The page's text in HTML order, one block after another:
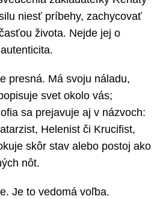
niesť príbehy, zachycovať
života. Nejde jej o
presná. Má svoju náladu,
svet okolo vás;
sa prejavuje aj v názvoch:
Helenist či Krucifist,
skôr stav alebo postoj ako
nôt.
Je to vedomá voľba.